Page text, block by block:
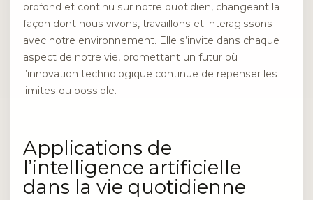
profond et continu sur notre quotidien, changeant la
façon dont nous vivons, travaillons et interagissons
avec notre environnement. Elle s’invite dans chaque
aspect de notre vie, promettant un futur où
l’innovation technologique continue de repenser les
limites du possible.
Applications de
l’intelligence artificielle
dans la vie quotidienne